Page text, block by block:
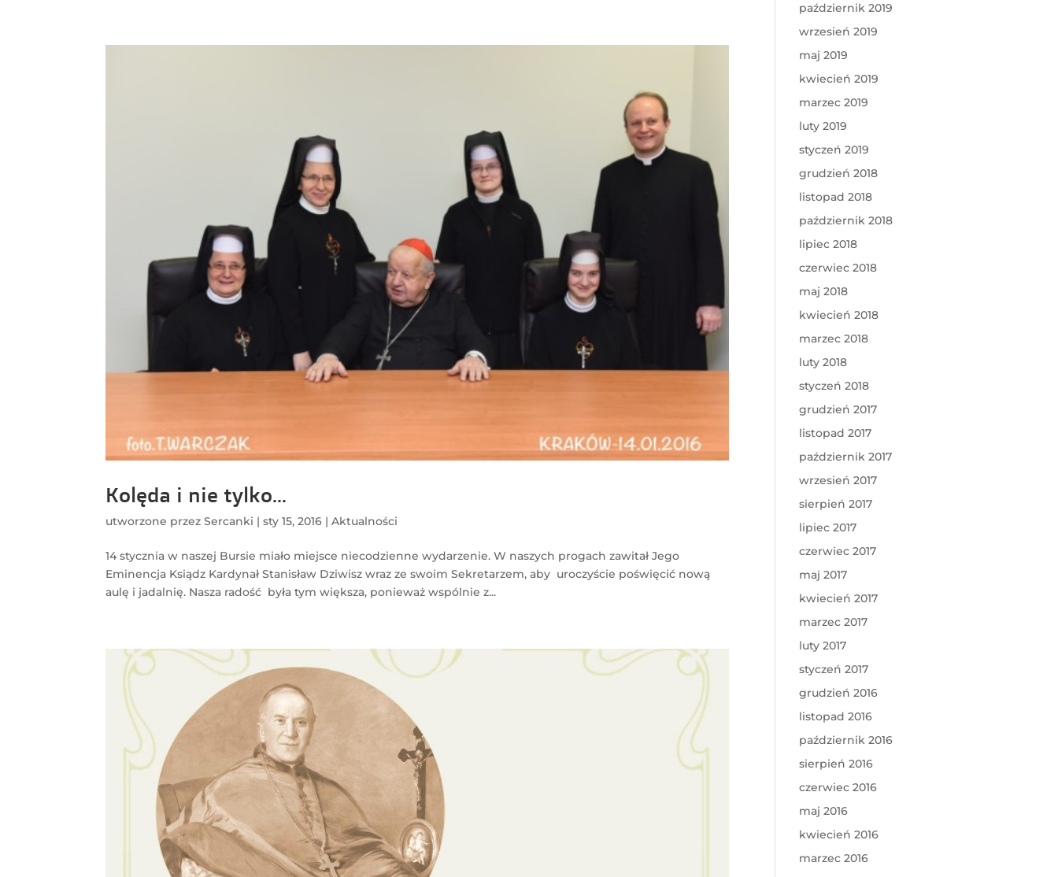
Kolęda i nie tylko…
utworzone przezSercanki |sty 15, 2016 |Aktualności
14 stycznia w naszej Bursie miało miejsce niecodzienne wydarzenie. W naszych progach zawitał Jego
Eminencja Ksiądz Kardynał Stanisław Dziwisz wraz ze swoim Sekretarzem, aby uroczyście poświęcić nową
aulę i jadalnię. Nasza radość była tym większa, ponieważ wspólnie z...
październik 2019
wrzesień 2019
maj 2019
kwiecień 2019
marzec 2019
luty 2019
styczeń 2019
grudzień 2018
listopad 2018
październik 2018
lipiec 2018
czerwiec 2018
maj 2018
kwiecień 2018
marzec 2018
luty 2018
styczeń 2018
grudzień 2017
listopad 2017
październik 2017
wrzesień 2017
sierpień 2017
lipiec 2017
czerwiec 2017
maj 2017
kwiecień 2017
marzec 2017
luty 2017
styczeń 2017
grudzień 2016
listopad 2016
październik 2016
sierpień 2016
czerwiec 2016
maj 2016
kwiecień 2016
marzec 2016